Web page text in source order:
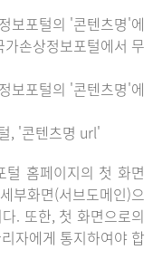
보포털의 '콘텐츠명'에
손상정보포털에서 무
보포털의 '콘텐츠명'에
, '콘텐츠명 url'
홈페이지의 첫 화면
부화면(서브도메인)으
. 또한, 첫 화면으로의
자에게 통지하여야 합